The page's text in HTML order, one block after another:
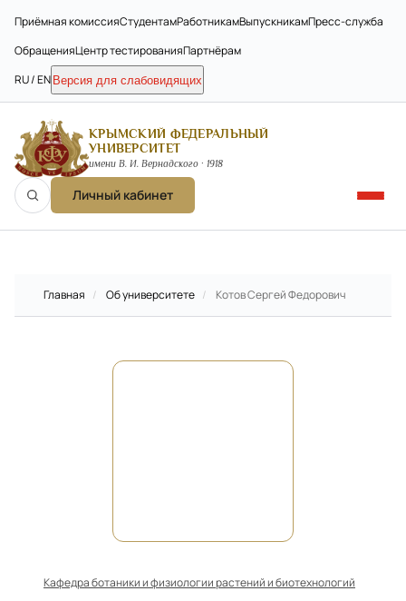
Приёмная комиссияСтудентамРаботникамВыпускникамПресс-служба
ОбращенияЦентр тестированияПартнёрам
RU / EN Версия для слабовидящих
КРЫМСКИЙ ФЕДЕРАЛЬНЫЙ
УНИВЕРСИТЕТ
имени В. И. Вернадского · 1918
Личный кабинет
Главная / Об университете / Котов Сергей Федорович
Кафедра ботаники и физиологии растений и биотехнологий